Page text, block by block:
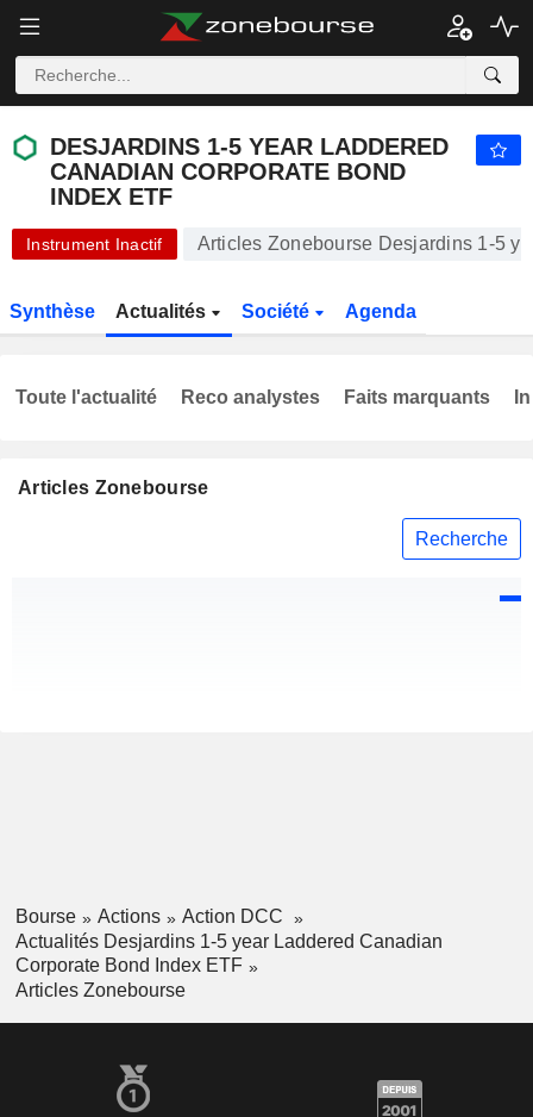
DESJARDINS 1-5 YEAR LADDERED
CANADIAN CORPORATE BOND
INDEX ETF
Instrument Inactif Articles Zonebourse Desjardins 1-5
Synthèse Actualités Société Agenda
Articles Zonebourse
Recherche
Toute l'actualité Reco analystes Faits marquants
Bourse Actions
Action DCC
Actualités Desjardins 1-5 year Laddered Canadian
Corporate Bond Index ETF
Articles Zonebourse